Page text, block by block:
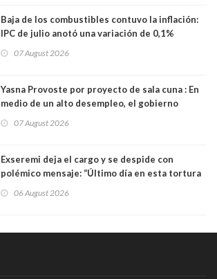
Baja de los combustibles contuvo la inflación:
IPC de julio anotó una variación de 0,1%
07 August 2026
Yasna Provoste por proyecto de sala cuna : En
medio de un alto desempleo, el gobierno
07 August 2026
Exseremi deja el cargo y se despide con
polémico mensaje: “Último día en esta tortura
06 August 2026